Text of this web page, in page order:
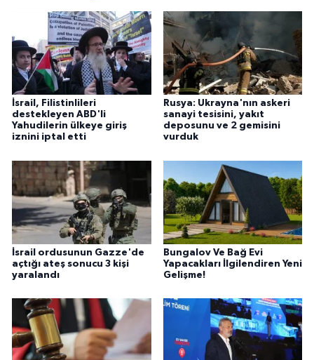
İsrail, Filistinlileri
destekleyen ABD'li
Yahudilerin ülkeye giriş
iznini iptal etti
Rusya: Ukrayna'nın askeri
sanayi tesisini, yakıt
deposunu ve 2 gemisini
vurduk
İsrail ordusunun Gazze'de
açtığı ateş sonucu 3 kişi
yaralandı
Bungalov Ve Bağ Evi
Yapacakları İlgilendiren Yeni
Gelişme!